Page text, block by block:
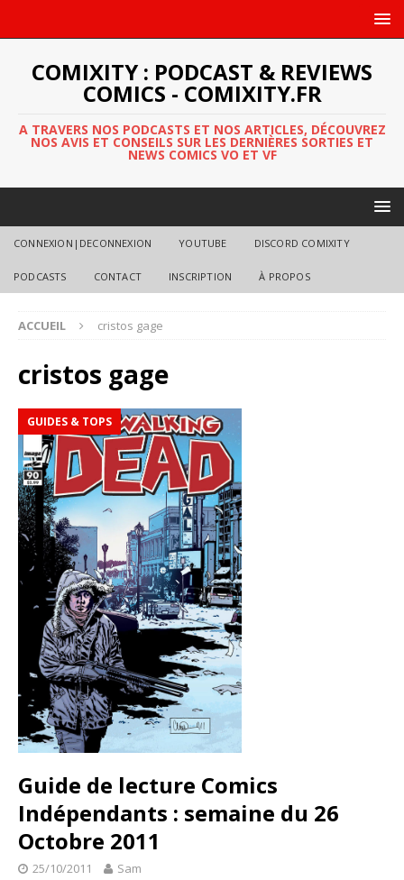
COMIXITY : PODCAST & REVIEWS
COMICS - COMIXITY.FR
A TRAVERS NOS PODCASTS ET NOS ARTICLES, DÉCOUVREZ
NOS AVIS ET CONSEILS SUR LES DERNIÈRES SORTIES ET
NEWS COMICS VO ET VF
CONNEXION|DECONNEXION YOUTUBE DISCORD COMIXITY
PODCASTS CONTACT INSCRIPTION À PROPOS
ACCUEIL cristos gage
cristos gage
GUIDES & TOPS
Guide de lecture Comics
Indépendants : semaine du 26
Octobre 2011
25/10/2011 Sam